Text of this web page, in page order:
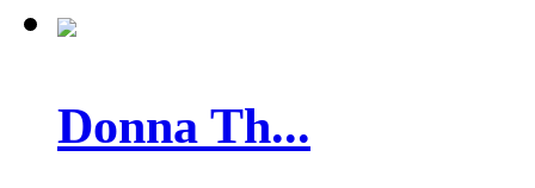
Donna Th...